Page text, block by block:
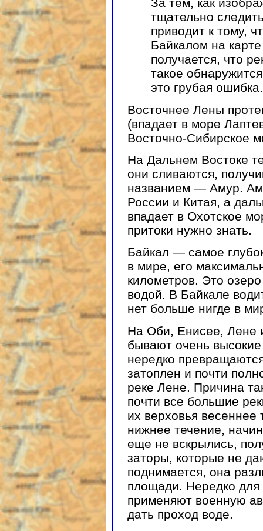
За тем, как
тщательно
приводит к тому,
Байкалом на
получается, что
такое
это грубая ошибка.
Восточнее Лены
(впадает в море
Восточно-Сибирское
На Дальнем Востоке
они сливаются,
названием — Амур.
России и Китая, а
впадает в Охотское
притоки нужно знать.
Байкал — самое
в мире, его
километров. Это
водой. В Байкале
нет больше нигде в
На Оби, Енисее, Лене
бывают очень
нередко
затоплен и почти
реке Лене. Причина
почти все большие
их верховья
нижнее течение,
еще не вскрылись,
заторы, которые не
поднимается, она
площади. Нередко
применяют военную
дать проход воде.